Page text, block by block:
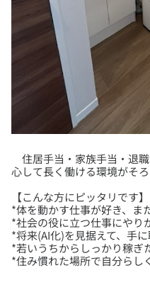
住居手当・家族手当・退
【こんな方にピッタリです】
*体を動かす仕事が好き、ま
*社会の役に立つ仕事にやり
*将来(AI化)を見据えて、手に
*若いうちからしっかり稼ぎ
*住み慣れた場所で自分らし